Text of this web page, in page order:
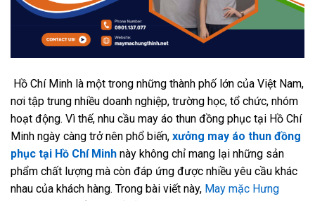
Hồ Chí Minh là một trong những thành phố lớn của Việt Nam,
nơi tập trung nhiều doanh nghiệp, trường học, tổ chức, nhóm
hoạt động. Vì thế, nhu cầu may áo thun đồng phục tại Hồ Chí
Minh ngày càng trở nên phổ biến, xưởng may áo thun đồng
phục tại Hồ Chí Minh này không chỉ mang lại những sản
phẩm chất lượng mà còn đáp ứng được nhiều yêu cầu khác
nhau của khách hàng. Trong bài viết này, May mặc Hưng